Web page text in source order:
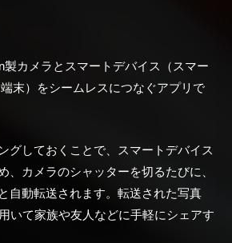
製カメラとスマートデバイス（スマー
末）をシームレスにつなぐアプリで
グしておくことで、スマートデバイス
、カメラのシャッターを切るたびに、
自動転送されます。転送された写真
いて家族や友人などに手軽にシェアす